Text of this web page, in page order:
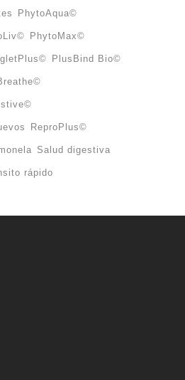
PhytoAqua©
PhytoMax©
PlusBind Bio©
ReproPlus©
Salud digestiva
rápido